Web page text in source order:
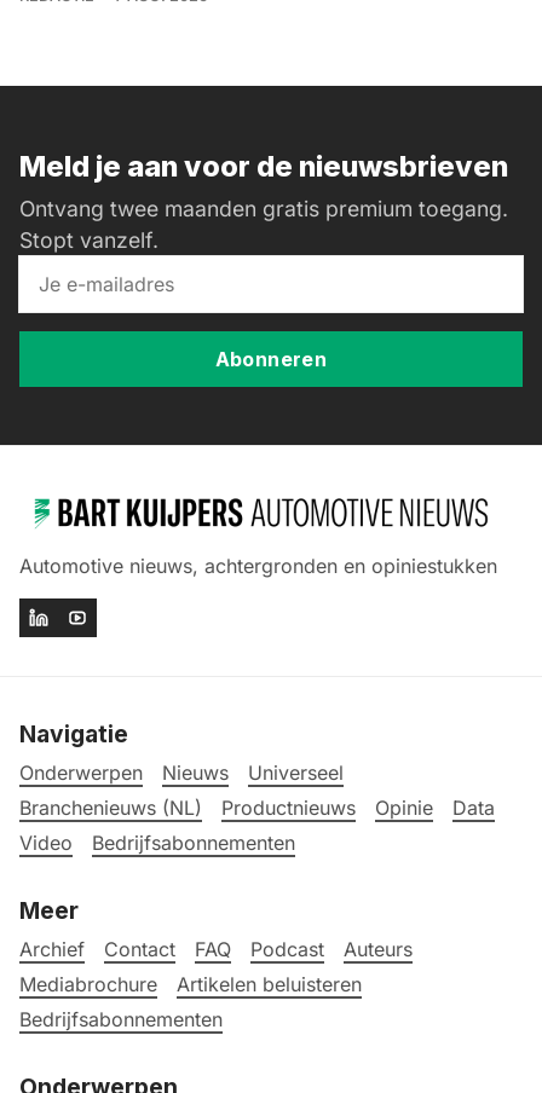
Meld je aan voor de nieuwsbrieven
Ontvang twee maanden gratis premium toegang.
Stopt vanzelf.
Abonneren
Automotive nieuws, achtergronden en opiniestukken
Navigatie
Onderwerpen Nieuws
Universeel
Branchenieuws (NL)
Productnieuws Opinie
Data
Video
Bedrijfsabonnementen
Meer
Archief Contact FAQ Podcast
Auteurs
Mediabrochure
Artikelen beluisteren
Bedrijfsabonnementen
Onderwerpen